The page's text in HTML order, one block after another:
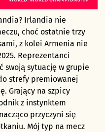
Irlandia nie
choć ostatnie trzy
z kolei Armenia nie
Reprezentanci
swoją sytuację w grupie
strefy premiowanej
Grający na szpicy
z instynktem
przyczyni się
Mój typ na mecz